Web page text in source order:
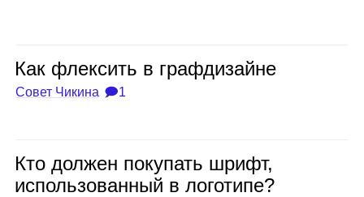
Как флек­сить в граф­ди­зайне
Совет Чикина 🗩1
Кто дол­жен поку­пать шрифт,
исполь­зо­ван­ный в лого­типе?